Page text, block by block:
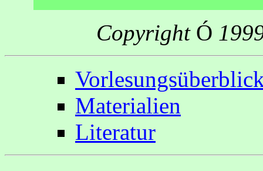
Copyright Ó
Materialien
Literatur